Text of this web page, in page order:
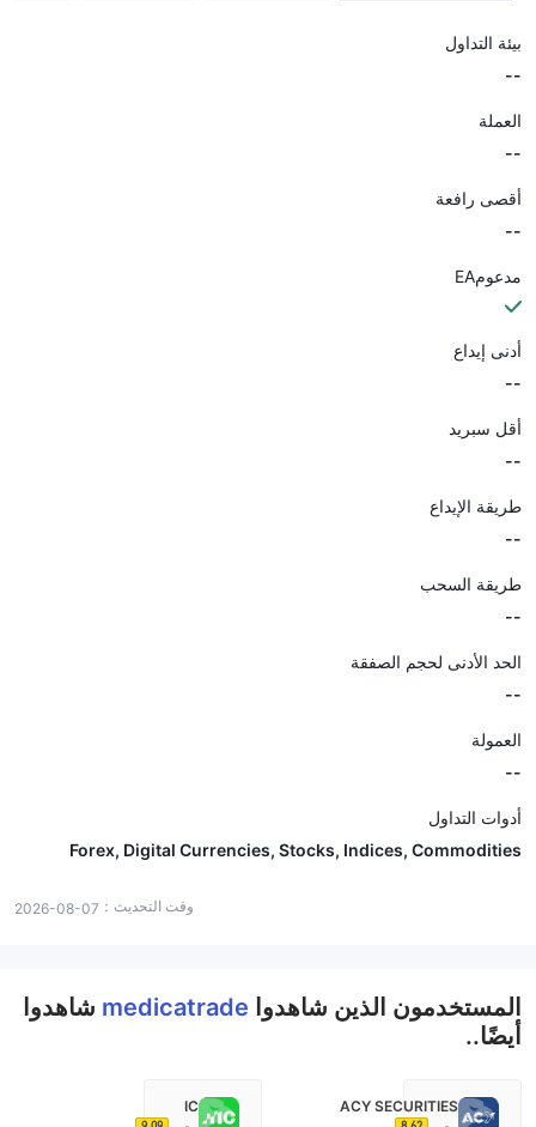
بيئة التداول
--
العملة
--
أقصى رافعة
--
مدعومEA
أدنى إيداع
--
أقل سبريد
--
طريقة الإيداع
--
طريقة السحب
--
الحد الأدنى لحجم الصفقة
--
العمولة
--
أدوات التداول
Forex, Digital Currencies, Stocks, Indices, Commodities
وقت التحديث： 2026-08-07
المستخدمون الذين شاهدوا medicatrade شاهدوا
أيضًا..
ACY SECURITIES
IC